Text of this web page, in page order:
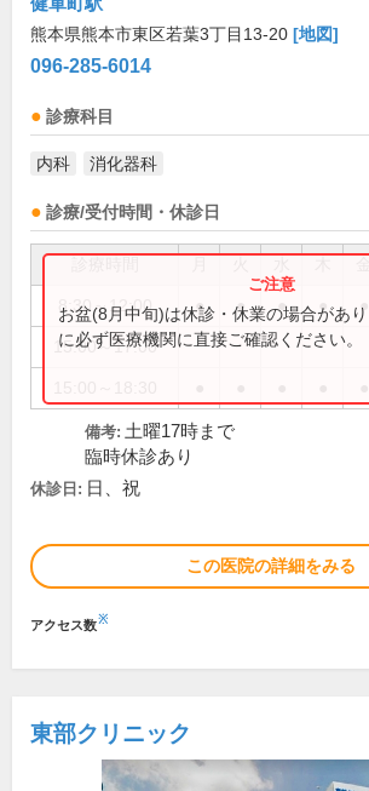
熊本県熊本市東区若葉3丁目13-20 [地図]
096-285-6014
診療科目
内科 消化器科
診療/受付時間・休診日
8:30～12:00 ● ● ● ● ●
15:00～17:00
お盆(8月中旬)は休診・休業の場合があ
に必ず医療機関に直接ご確認ください。
備考: 土曜17時まで
臨時休診あり
休診日: 日、祝
この医院の詳細をみる
アクセス数※
東部クリニック